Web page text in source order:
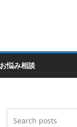
悩み相談